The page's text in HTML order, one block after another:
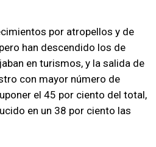
por atropellos y de
han descendido los de
en turismos, y la salida de
con mayor número de
el 45 por ciento del total,
en un 38 por ciento las